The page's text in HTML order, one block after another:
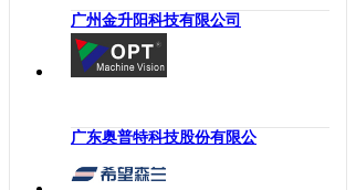
工业电机
工业软件
台湾
广州金升阳科技有限公司
广东奥普特科技股份有限公